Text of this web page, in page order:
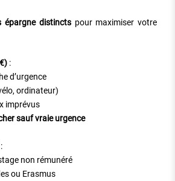
épargne distinctspour maximiser votre
:
d’urgence
ordinateur)
imprévus
sauf vraie urgence
:
non rémunéré
ou Erasmus